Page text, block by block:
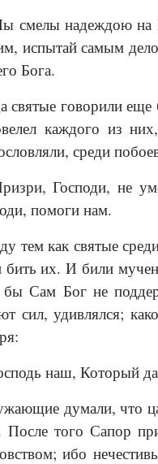
надеждою на
испытай самым
Бога.
святые говорили еще
каждого из
среди
Господи, не
помоги нам.
тем как святые
бить их. И били
бы Сам Бог не
сил, удивлялся;
наш, Который
думали, что
После того Сапор
ибо